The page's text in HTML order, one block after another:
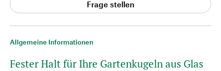
Allgemeine Informationen
Fester Halt für Ihre Gartenkugeln aus Glas
Frage stellen